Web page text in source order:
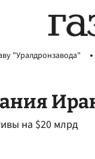
"Уралдронзавода"
на $20 млрд